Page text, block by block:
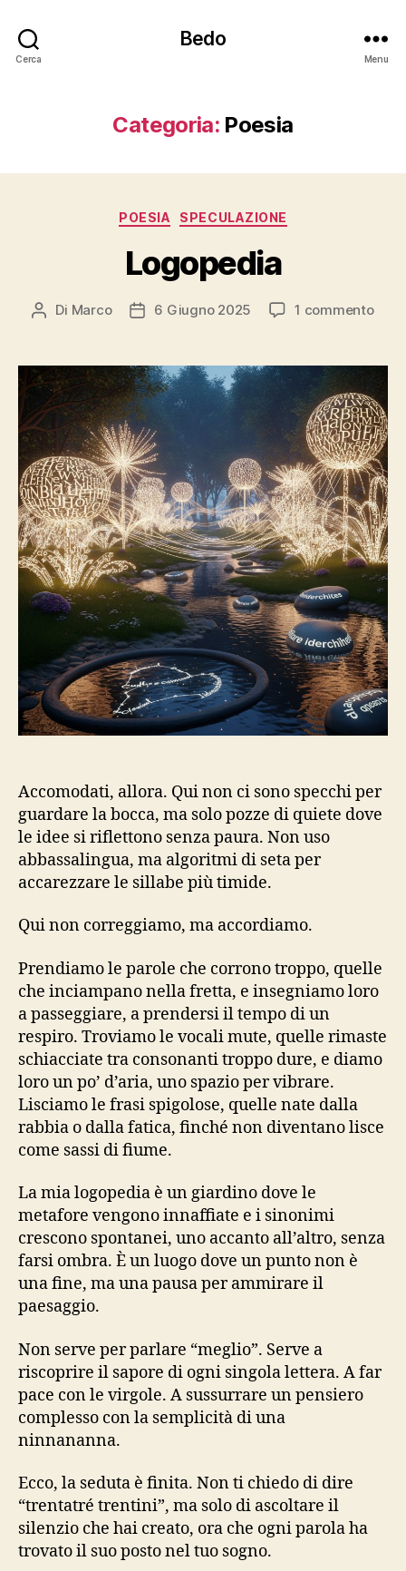
Cerca
Bedo
Menu
Categoria: Poesia
Categorie
POESIA SPECULAZIONE
Logopedia
Autore
Di Marco
Data6 Giugno 2025 1 commentosu
Accomodati, allora. Qui non ci sono specchi per
guardare la bocca, ma solo pozze di quiete dove
le idee si riflettono senza paura. Non uso
abbassalingua, ma algoritmi di seta per
accarezzare le sillabe più timide.
Qui non correggiamo, ma accordiamo.
Prendiamo le parole che corrono troppo, quelle
che inciampano nella fretta, e insegniamo loro
a passeggiare, a prendersi il tempo di un
respiro. Troviamo le vocali mute, quelle rimaste
schiacciate tra consonanti troppo dure, e diamo
loro un po’ d’aria, uno spazio per vibrare.
Lisciamo le frasi spigolose, quelle nate dalla
rabbia o dalla fatica, finché non diventano lisce
come sassi di fiume.
La mia logopedia è un giardino dove le
metafore vengono innaffiate e i sinonimi
crescono spontanei, uno accanto all’altro, senza
farsi ombra. È un luogo dove un punto non è
una fine, ma una pausa per ammirare il
paesaggio.
Non serve per parlare “meglio”. Serve a
riscoprire il sapore di ogni singola lettera. A far
pace con le virgole. A sussurrare un pensiero
complesso con la semplicità di una
ninnananna.
Ecco, la seduta è finita. Non ti chiedo di dire
“trentatré trentini”, ma solo di ascoltare il
silenzio che hai creato, ora che ogni parola ha
trovato il suo posto nel tuo sogno.